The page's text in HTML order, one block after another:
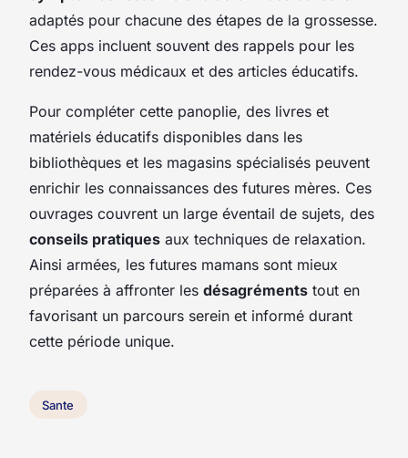
adaptés pour chacune des étapes de la grossesse.
Ces apps incluent souvent des rappels pour les
rendez-vous médicaux et des articles éducatifs.
Pour compléter cette panoplie, des livres et
matériels éducatifs disponibles dans les
bibliothèques et les magasins spécialisés peuvent
enrichir les connaissances des futures mères. Ces
ouvrages couvrent un large éventail de sujets, des
conseils pratiques aux techniques de relaxation.
Ainsi armées, les futures mamans sont mieux
préparées à affronter les désagréments tout en
favorisant un parcours serein et informé durant
cette période unique.
Sante